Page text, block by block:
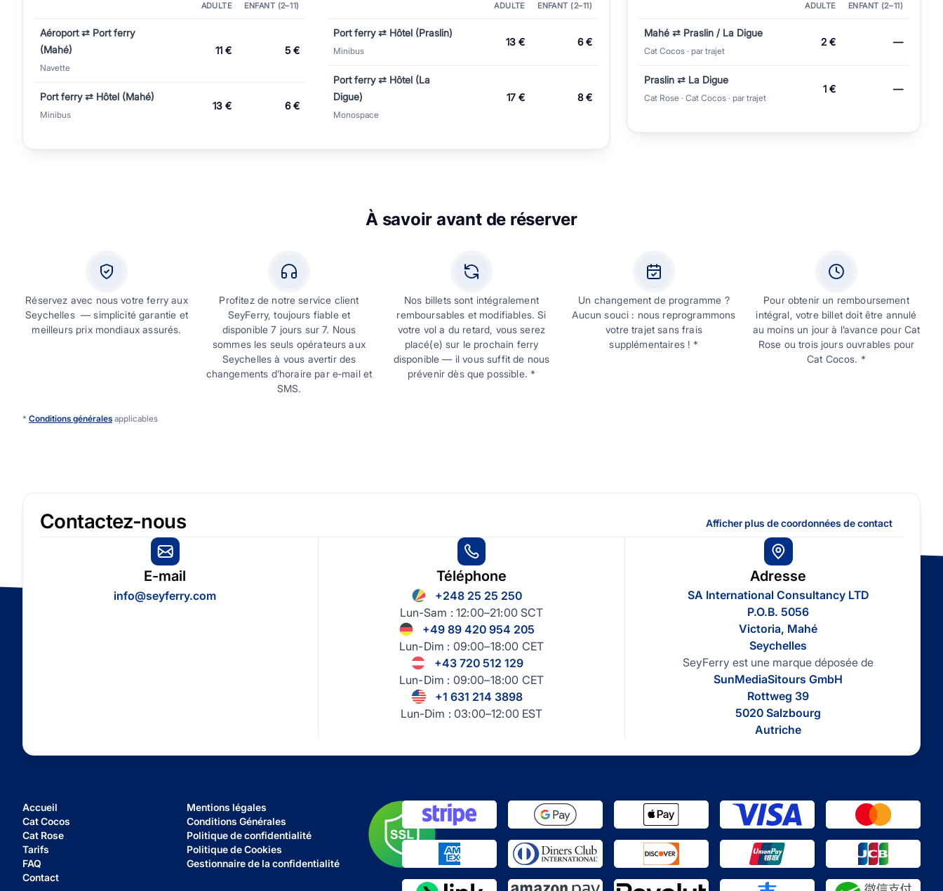
ADULTE ENFANT (2–⁠11)
Aéroport ⇄ Port ferry
(Mahé)
Navette
11 € 5 €
Port ferry ⇄ Hôtel (Mahé)
Minibus
13 € 6 €
ADULTE ENFANT (2–⁠11)
Port ferry ⇄ Hôtel (Praslin)
Minibus
13 € 6 €
Port ferry ⇄ Hôtel (La
Digue)
Monospace
17 € 8 €
ADULTE ENFANT (2–⁠11)
Mahé ⇄ Praslin / La Digue
Cat Cocos · par trajet
2 € —
Praslin ⇄ La Digue
Cat Rose · Cat Cocos · par trajet
1 € —
À savoir avant de réserver
Réservez avec nous votre ferry aux
Seychelles — simplicité garantie et
meilleurs prix mondiaux assurés.
Profitez de notre service client
SeyFerry, toujours fiable et
disponible 7 jours sur 7. Nous
sommes les seuls opérateurs aux
Seychelles à vous avertir des
changements d’horaire par e‑mail et
SMS.
Nos billets sont intégralement
remboursables et modifiables. Si
votre vol a du retard, vous serez
placé(e) sur le prochain ferry
disponible — il vous suffit de nous
prévenir dès que possible. *
Un changement de programme ?
Aucun souci : nous reprogrammons
votre trajet sans frais
supplémentaires ! *
Pour obtenir un remboursement
intégral, votre billet doit être annulé
au moins un jour à l’avance pour Cat
Rose ou trois jours ouvrables pour
Cat Cocos. *
* Conditions générales applicables
Contactez-nous Afficher plus de coordonnées de contact
E-mail
info@seyferry.com
Téléphone
+248 25 25 250
Lun-Sam : 12:00–21:00 SCT
+49 89 420 954 205
Lun-Dim : 09:00–18:00 CET
+43 720 512 129
Lun-Dim : 09:00–18:00 CET
+1 631 214 3898
Lun-Dim : 03:00–12:00 EST
Adresse
SA International Consultancy LTD
P.O.B. 5056
Victoria, Mahé
Seychelles
SeyFerry est une marque déposée de
SunMediaSitours GmbH
Rottweg 39
5020 Salzbourg
Autriche
Accueil
Cat Cocos
Cat Rose
Tarifs
FAQ
Contact
Mentions légales
Conditions Générales
Politique de confidentialité
Politique de Cookies
Gestionnaire de la confidentialité